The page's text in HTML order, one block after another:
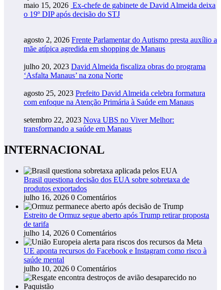
maio 15, 2026 Ex-chefe de gabinete de David Almeida deixa
o 19º DIP após decisão do STJ
agosto 2, 2026 Frente Parlamentar do Autismo presta auxílio a
mãe atípica agredida em shopping de Manaus
julho 20, 2023 David Almeida fiscaliza obras do programa
‘Asfalta Manaus’ na zona Norte
agosto 25, 2023 Prefeito David Almeida celebra formatura
com enfoque na Atenção Primária à Saúde em Manaus
setembro 22, 2023 Nova UBS no Viver Melhor:
transformando a saúde em Manaus
INTERNACIONAL
Brasil questiona decisão dos EUA sobre sobretaxa de
produtos exportados
julho 16, 2026 0 Comentários
Estreito de Ormuz segue aberto após Trump retirar proposta
de tarifa
julho 14, 2026 0 Comentários
UE aponta recursos do Facebook e Instagram como risco à
saúde mental
julho 10, 2026 0 Comentários